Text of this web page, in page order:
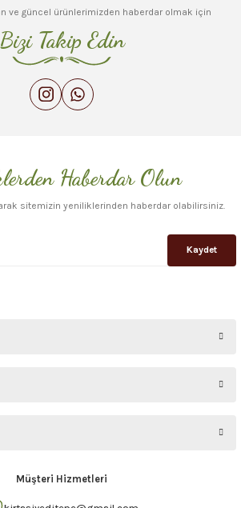
bilgiler bulunuyor.
bulunuyor.
daha pahalı.
Gönder
ve güncel ürünlerimizden haberdar olmak için
Bizi Takip Edin
Haberdar Olun
sitemizin yeniliklerinden haberdar olabilirsiniz.
Kaydet
Müşteri Hizmetleri